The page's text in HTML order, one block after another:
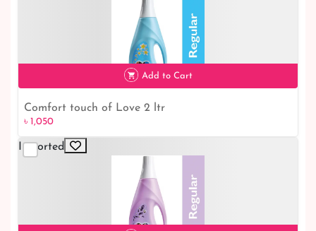
৳ 1,050
Add to Cart
Comfort touch of Love 2 ltr
৳ 1,050
Imported